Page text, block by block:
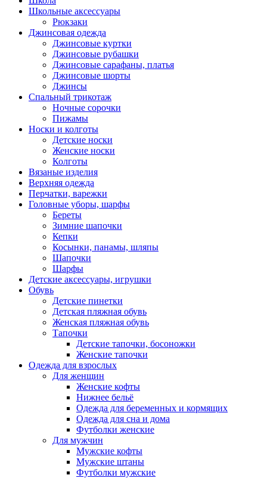
Школьные аксессуары
Рюкзаки
Джинсовая одежда
Джинсовые куртки
Джинсовые рубашки
Джинсовые сарафаны, платья
Джинсовые шорты
Джинсы
Спальный трикотаж
Ночные сорочки
Пижамы
Носки и колготы
Детские носки
Женские носки
Колготы
Вязаные изделия
Верхняя одежда
Перчатки, варежки
Головные уборы, шарфы
Береты
Зимние шапочки
Кепки
Косынки, панамы, шляпы
Шапочки
Шарфы
Детские аксессуары, игрушки
Обувь
Детские пинетки
Детская пляжная обувь
Женская пляжная обувь
Тапочки
Детские тапочки, босоножки
Женские тапочки
Одежда для взрослых
Для женщин
Женские кофты
Нижнее бельё
Одежда для беременных и кормящих
Одежда для сна и дома
Футболки женские
Для мужчин
Мужские кофты
Мужские штаны
Футболки мужские